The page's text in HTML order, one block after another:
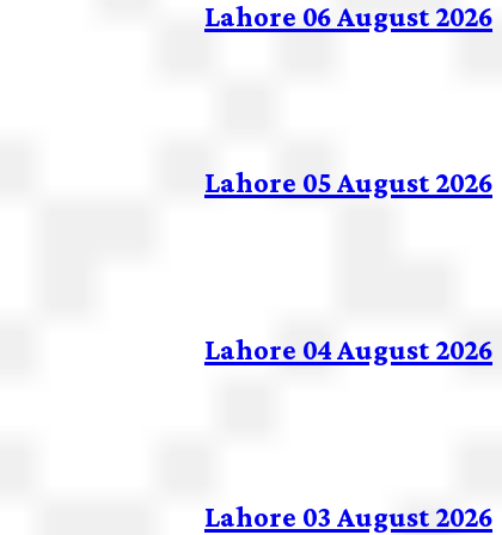
Lahore 06 August 2026
Lahore 05 August 2026
Lahore 04 August 2026
Lahore 03 August 2026